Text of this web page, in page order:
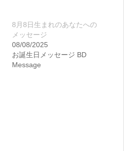
8月8日生まれのあなたへの
メッセージ
08/08/2025
お誕生日メッセージ BD
Message